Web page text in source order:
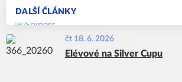
DALŠÍ ČLÁNKY
čt 18. 6. 2026
Elévové na Silver Cupu